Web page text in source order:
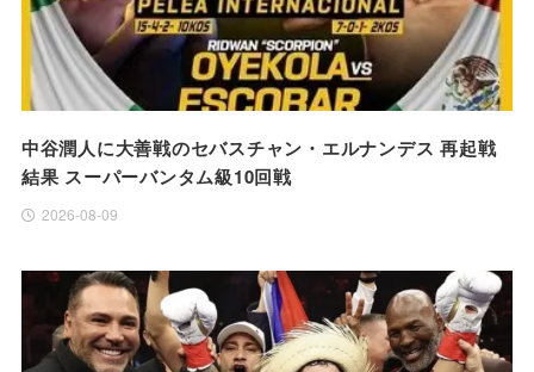
中谷潤人に大善戦のセバスチャン・エルナンデス 再起戦
結果 スーパーバンタム級10回戦
2026-08-09